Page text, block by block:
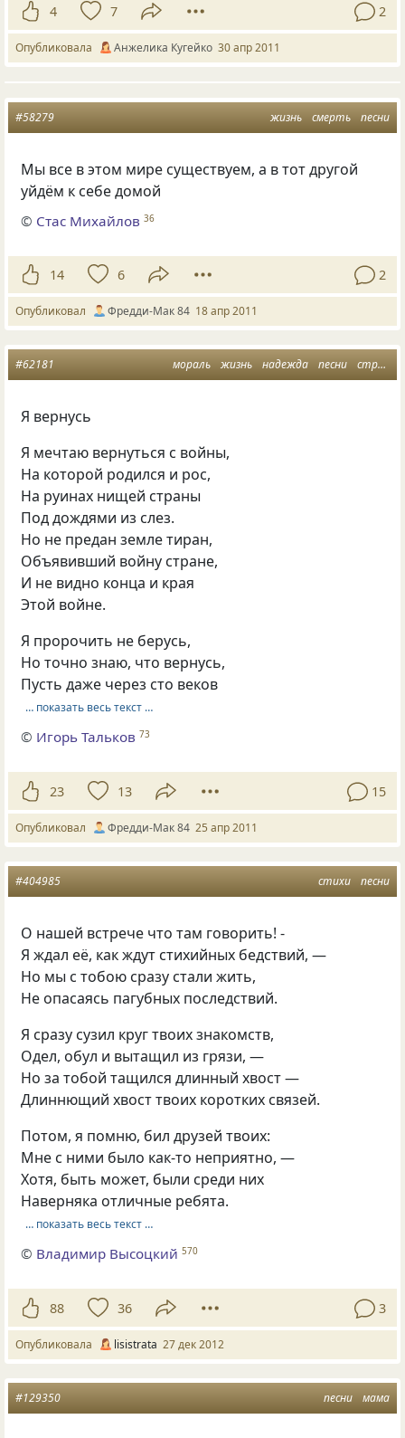
4 7 2
Опубликовала Анжелика Кугейко 30 апр 2011
жизнь смерть песни
#58279
Мы все в этом мире существуем, а в тот другой
уйдём к себе домой
© Стас Михайлов 36
14 6 2
Опубликовал Фредди-Мак 84 18 апр 2011
мораль жизнь надежда песни страны
#62181
Я вернусь
Я мечтаю вернуться с войны,
На которой родился и рос,
На руинах нищей страны
Под дождями из слез.
Но не предан земле тиран,
Объявивший войну стране,
И не видно конца и края
Этой войне.
Я пророчить не берусь,
Но точно знаю, что вернусь,
Пусть даже через сто веков
… показать весь текст …
© Игорь Тальков 73
23 13 15
Опубликовал Фредди-Мак 84 25 апр 2011
стихи песни
#404985
О нашей встрече что там говорить! -
Я ждал её, как ждут стихийных бедствий, —
Но мы с тобою сразу стали жить,
Не опасаясь пагубных последствий.
Я сразу сузил круг твоих знакомств,
Одел, обул и вытащил из грязи, —
Но за тобой тащился длинный хвост —
Длиннющий хвост твоих коротких связей.
Потом, я помню, бил друзей твоих:
Мне с ними было как-то неприятно, —
Хотя, быть может, были среди них
Наверняка отличные ребята.
… показать весь текст …
© Владимир Высоцкий 570
88 36 3
Опубликовала lisistrata 27 дек 2012
песни мама
#129350